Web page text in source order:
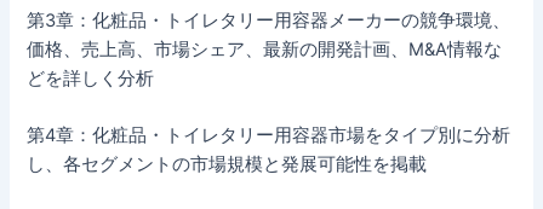
第3章：化粧品・トイレタリー用容器メーカーの競争環境、
価格、売上高、市場シェア、最新の開発計画、M&A情報な
どを詳しく分析
第4章：化粧品・トイレタリー用容器市場をタイプ別に分析
し、各セグメントの市場規模と発展可能性を掲載